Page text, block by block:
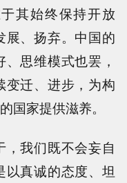
其始终保持开放
展、扬弃。中国的
思维模式也罢，
变迁、进步，为构
国家提供滋养。
我们既不会妄自
真诚的态度、坦